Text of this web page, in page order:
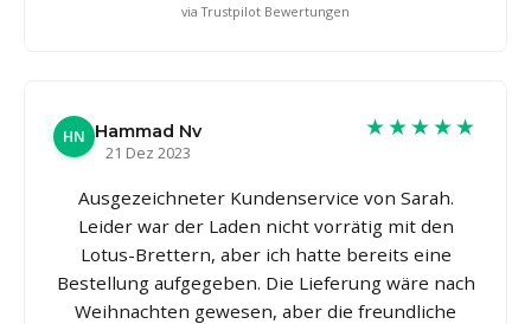
via Trustpilot Bewertungen
HN Hammad Nv
21 Dez 2023
★★★★★
Ausgezeichneter Kundenservice von Sarah.
Leider war der Laden nicht vorrätig mit den
Lotus-Brettern, aber ich hatte bereits eine
Bestellung aufgegeben. Die Lieferung wäre nach
Weihnachten gewesen, aber die freundliche